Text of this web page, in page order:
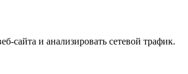
сайта и анализировать сетевой трафик.